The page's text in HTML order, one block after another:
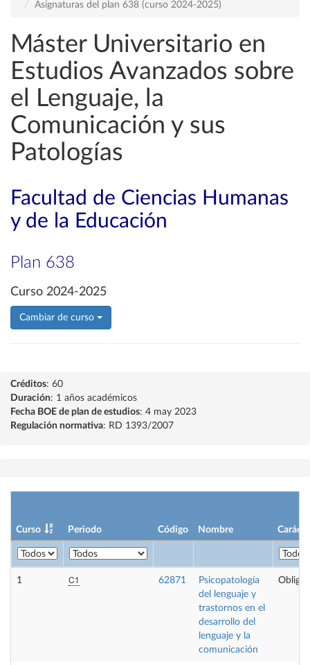
Asignaturas del plan 638 (curso 2024-2025)
Máster Universitario en
Estudios Avanzados sobre
el Lenguaje, la
Comunicación y sus
Patologías
Facultad de Ciencias Humanas
y de la Educación
Plan 638
Curso 2024-2025
Cambiar de curso
Créditos: 60
Duración: 1 años académicos
Fecha BOE de plan de estudios: 4 may 2023
Regulación normativa: RD 1393/2007
Curso Periodo Código Nombre
1 C1 62871
Psicopatología
del lenguaje y
trastornos en el
desarrollo del
lenguaje y la
comunicación